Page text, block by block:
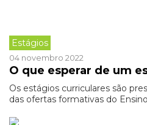
Estágios
04 novembro 2022
O que esperar de um
Os estágios curriculares são
das ofertas formativas do